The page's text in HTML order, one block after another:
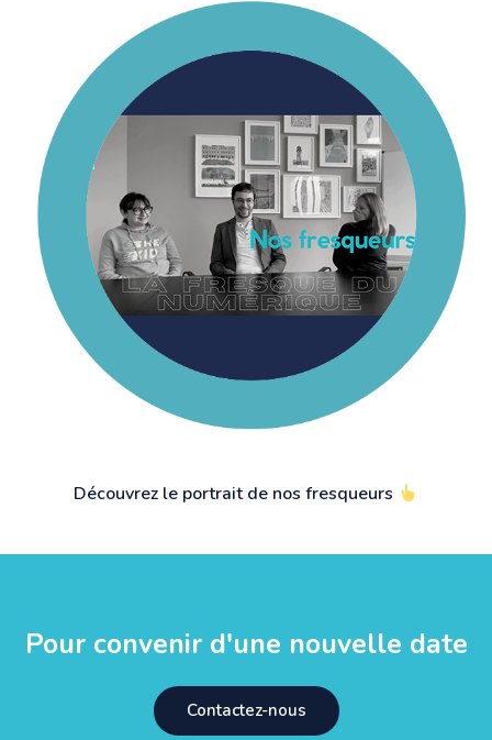
Découvrez le portrait de nos fresqueurs
Pour convenir d'une nouvelle date
Contactez-nous